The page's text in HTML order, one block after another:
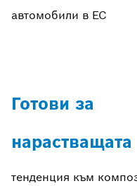
автомобили в ЕС
Готови за
нарастващата
тенденция към